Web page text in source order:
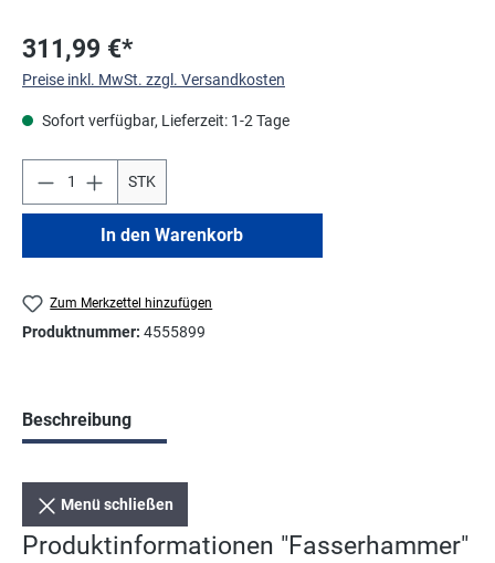
311,99 €*
Preise inkl. MwSt. zzgl. Versandkosten
Sofort verfügbar, Lieferzeit: 1-2 Tage
STK
In den Warenkorb
Zum Merkzettel hinzufügen
Produktnummer: 4555899
Beschreibung
Menü schließen
Produktinformationen "Fasserhammer"